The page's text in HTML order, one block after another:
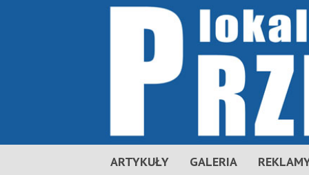
ARTYKUŁY GALERIA